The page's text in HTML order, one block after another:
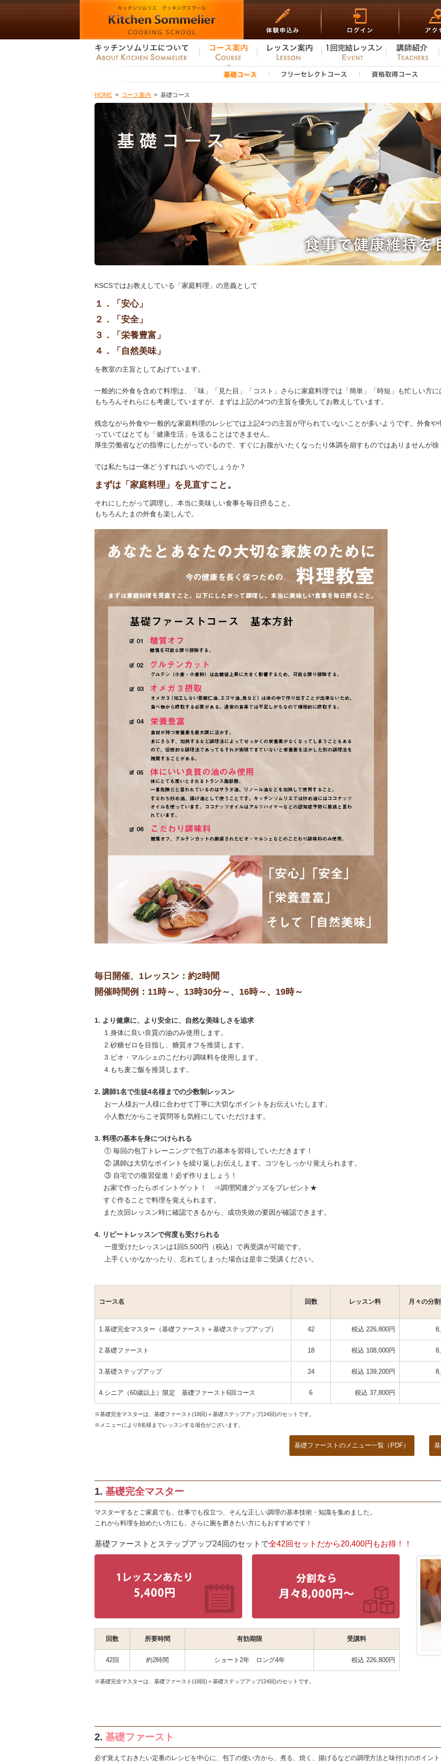
HOME > コース案内 > 基礎コース
KSCSではお教えしている「家庭料理」の意義として
１．「安心」
２．「安全」
３．「栄養豊富」
４．「自然美味」
を教室の主旨としてあげています。
一般的に外食を含めて料理は、「味」「見た目」「コスト」さらに家庭料理では「簡単」「時短」も忙しい方に
もちろんそれらにも考慮していますが、まずは上記の4つの主旨を優先してお教えしています。
残念ながら外食や一般的な家庭料理のレシピでは上記4つの主旨が守られていないことが多いようです。外食
っていてはとても「健康生活」を送ることはできません。
厚生労働省などの指導にしたがっているので、すぐにお腹がいたくなったり体調を崩すものではありませんが徐
では私たちは一体どうすればいいのでしょうか？
まずは「家庭料理」を見直すこと。
それにしたがって調理し、本当に美味しい食事を毎日摂ること。
もちろんたまの外食も楽しんで。
毎日開催、1レッスン：約2時間
開催時間例：11時～、13時30分～、16時～、19時～
1. より健康に、より安全に、自然な美味しさを追求
1.身体に良い良質の油のみ使用します。
2.砂糖ゼロを目指し、糖質オフを推奨します。
3.ビオ・マルシェのこだわり調味料を使用します。
4.もち麦ご飯を推奨します。
2. 講師1名で生徒4名様までの少数制レッスン
お一人様お一人様に合わせて丁寧に大切なポイントをお伝えいたします。
小人数だからこそ質問等も気軽にしていただけます。
3. 料理の基本を身につけられる
① 毎回の包丁トレーニングで包丁の基本を習得していただきます！
② 講師は大切なポイントを繰り返しお伝えします。コツをしっかり覚えられます。
③ 自宅での復習促進！必ず作りましょう！
お家で作ったらポイントゲット！ ⇒調理関連グッズをプレゼント★
すぐ作ることで料理を覚えられます。
また次回レッスン時に確認できるから、成功失敗の要因が確認できます。
4. リピートレッスンで何度も受けられる
一度受けたレッスンは1回5,500円（税込）で再受講が可能です。
上手くいかなかったり、忘れてしまった場合は是非ご受講ください。
コース名 回数 レッスン料 月々の分
1.基礎完全マスター（基礎ファースト＋基礎ステップアップ） 42 税込 226,800円
2.基礎ファースト 18 税込 108,000円
3.基礎ステップアップ 24 税込 139,200円
4.シニア（60歳以上）限定 基礎ファースト6回コース 6 税込 37,800円
※基礎完全マスターは、基礎ファースト(18回)＋基礎ステップアップ(24回)のセットです。
※メニューにより8名様までレッスンする場合がございます。
基礎ファーストのメニュー一覧（PDF）
1. 基礎完全マスター
マスターするとご家庭でも、仕事でも役立つ、そんな正しい調理の基本技術・知識を集めました。
これから料理を始めたい方にも、さらに腕を磨きたい方にもおすすめです！
基礎ファーストとステップアップ24回のセットで全42回セットだから20,400円もお得！！
回数 所要時間 有効期限 受講料
42回 約2時間 ショート2年 ロング4年 税込 226,800円
※基礎完全マスターは、基礎ファースト(18回)＋基礎ステップアップ(24回)のセットです。
2. 基礎ファースト
必ず覚えておきたい定番のレシピを中心に、包丁の使い方から、煮る、焼く、揚げるなどの調理方法と味付けのポイン